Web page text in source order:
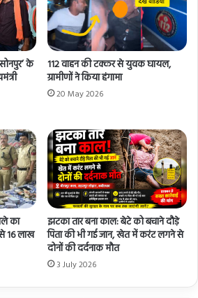
के
112 वाहन की टक्कर से युवक घायल,
ग्रामीणों ने किया हंगामा
20 May 2026
का
16 लाख
झटका तार बना काल: बेटे को बचाने दौड़े
पिता की भी गई जान, खेत में करंट लगने से
दोनों की दर्दनाक मौत
3 July 2026